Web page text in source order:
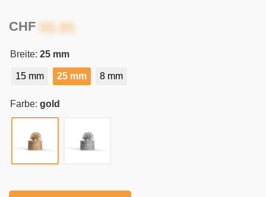
CHF
Breite: 25 mm
15 mm 25 mm 8 mm
Farbe: gold